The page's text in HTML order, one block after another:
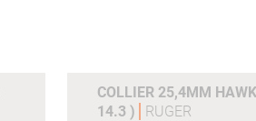
COLLIER 25,4MM
14.3 )
RUGER